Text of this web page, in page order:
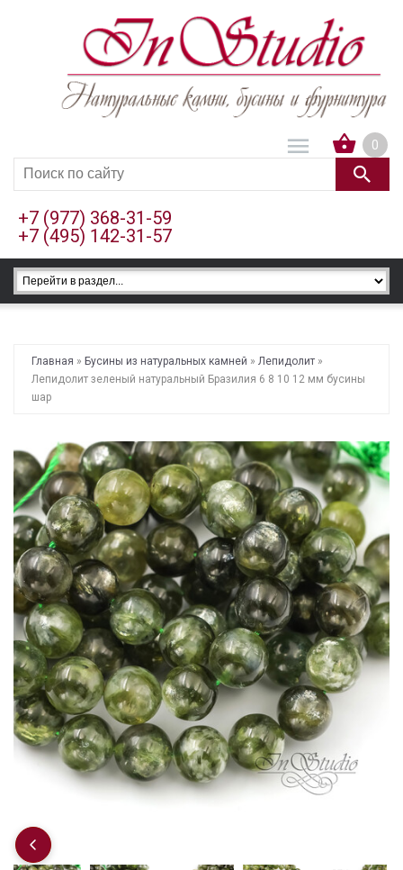
0
+7 (977) 368-31-59
+7 (495) 142-31-57
Главная » Бусины из натуральных камней » Лепидолит »
Лепидолит зеленый натуральный Бразилия 6 8 10 12 мм бусины
шар